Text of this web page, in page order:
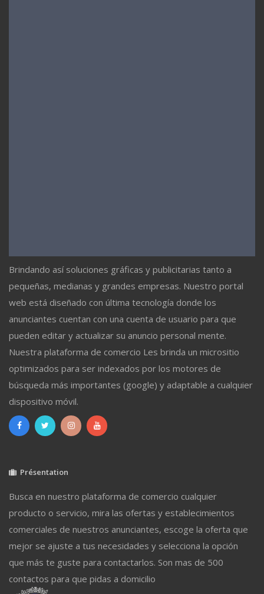
Brindando así soluciones gráficas y publicitarias tanto a
pequeñas, medianas y grandes empresas. Nuestro portal
web está diseñado con última tecnología donde los
anunciantes cuentan con una cuenta de usuario para que
pueden editar y actualizar su anuncio personal mente.
Nuestra plataforma de comercio Les brinda un micrositio
optimizados para ser indexados por los motores de
búsqueda más importantes (google) y adaptable a cualquier
dispositivo móvil.
Présentation
Busca en nuestro plataforma de comercio cualquier
producto o servicio, mira las ofertas y establecimientos
comerciales de nuestros anunciantes, escoge la oferta que
mejor se ajuste a tus necesidades y selecciona la opción
que más te guste para contactarlos. Son mas de 500
contactos para que pidas a domicilio